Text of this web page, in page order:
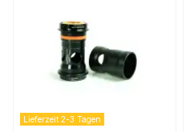
Lieferzeit 2-3 Tagen